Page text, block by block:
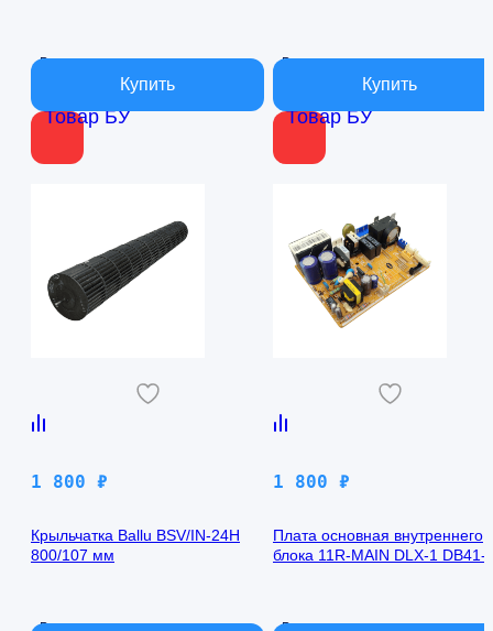
Товар БУ
В наличии
Товар БУ
В наличии
1 800 ₽
Крыльчатка Ballu BSV/IN-24H
800/107 мм
В наличии
1 800 ₽
Плата основная внутреннего
блока 11R-MAIN DLX-1 DB41-
В наличии